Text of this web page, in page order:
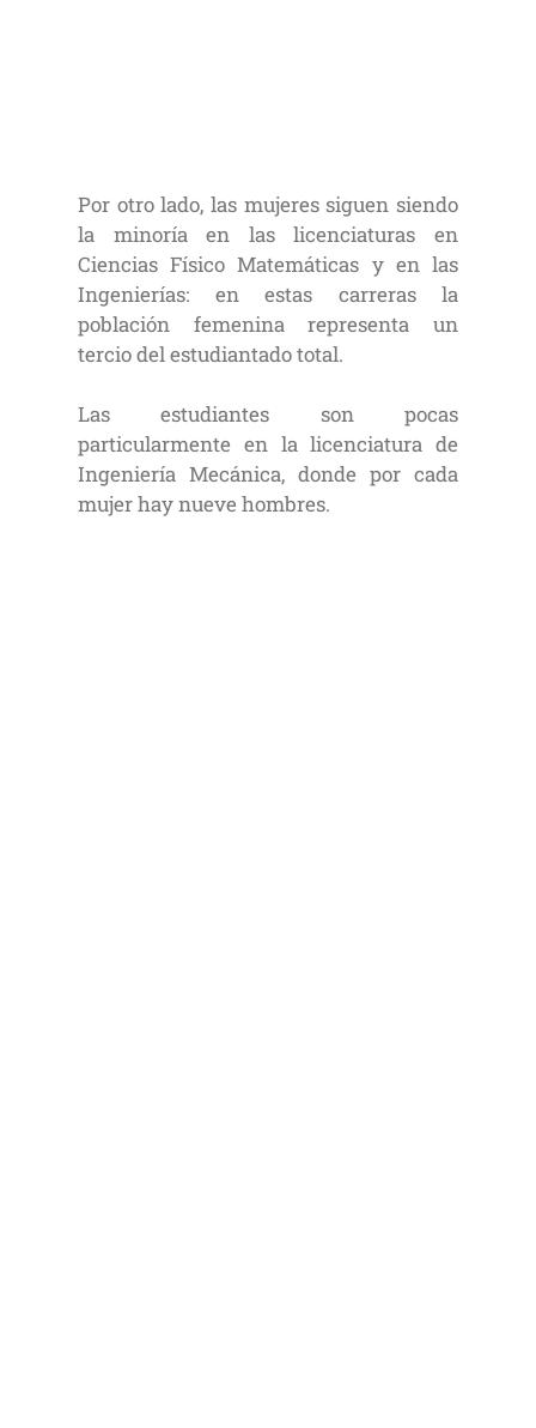
Por otro lado, las mujeres siguen siendo
la minoría en las licenciaturas en
Ciencias Físico Matemáticas y en las
Ingenierías: en estas carreras la
población femenina representa un
tercio del estudiantado total.
Las estudiantes son pocas
particularmente en la licenciatura de
Ingeniería Mecánica, donde por cada
mujer hay nueve hombres.